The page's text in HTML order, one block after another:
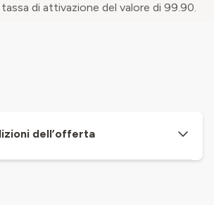
di attivazione del valore di 99.90.
dell’offerta